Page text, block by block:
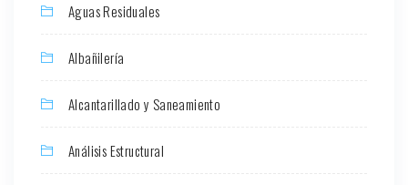
Aguas Residuales
Albañilería
Alcantarillado y Saneamiento
Análisis Estructural